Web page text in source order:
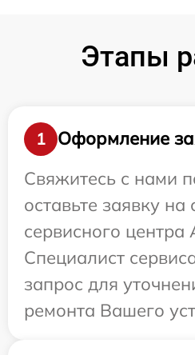
Этапы
1
Оформление
Свяжитесь с нами
оставьте заявку на
сервисного центра
Специалист
запрос для
ремонта Вашего